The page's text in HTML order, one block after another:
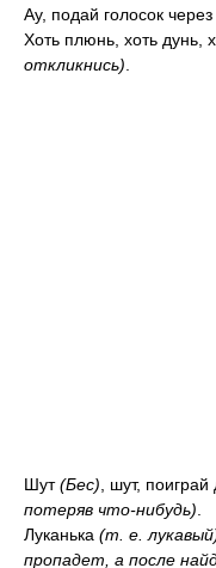
Ау, подай голосок
Хоть плюнь, хоть дунь,
откликнись)
Шут(Бес) , шут,
потеряв что-нибудь)
Луканька (т. е.
пропадет, а после